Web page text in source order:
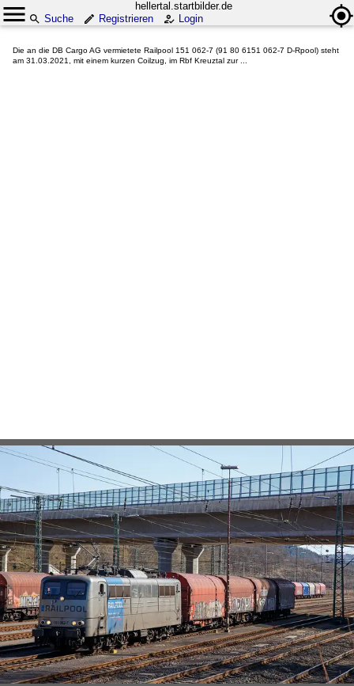
hellertal.startbilder.de
Suche
Registrieren Login
Die an die DB Cargo AG vermietete Railpool 151 062-7 (91 80 6151 062-7 D-Rpool) steht
am 31.03.2021, mit einem kurzen Coilzug, im Rbf Kreuztal zur ...